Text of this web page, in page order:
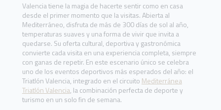
Valencia tiene la magia de hacerte sentir como en casa
desde el primer momento que la visitas. Abierta al
Mediterráneo, disfruta de más de 300 días de sol al año,
temperaturas suaves y una forma de vivir que invita a
quedarse. Su oferta cultural, deportiva y gastronómica
convierte cada visita en una experiencia completa, siempre
con ganas de repetir. En este escenario único se celebra
uno de los eventos deportivos más esperados del año: el
Triatlón Valencia, integrado en el circuito Mediterránea
Triatlón Valencia, la combinación perfecta de deporte y
turismo en un solo fin de semana.